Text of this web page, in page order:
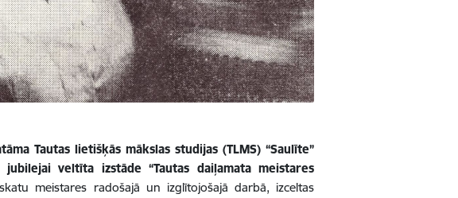
Tautas lietišķās mākslas studijas (TLMS) “Saulīte”
veltīta izstāde “Tautas daiļamata meistares
meistares radošajā un izglītojošajā darbā, izceltas